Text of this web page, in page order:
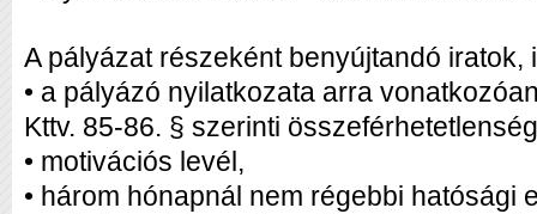
A pályázat részeként benyújtandó iratok,
• a pályázó nyilatkozata arra
Kttv. 85-86. § szerinti
• motivációs levél,
• három hónapnál nem régebbi hatósági